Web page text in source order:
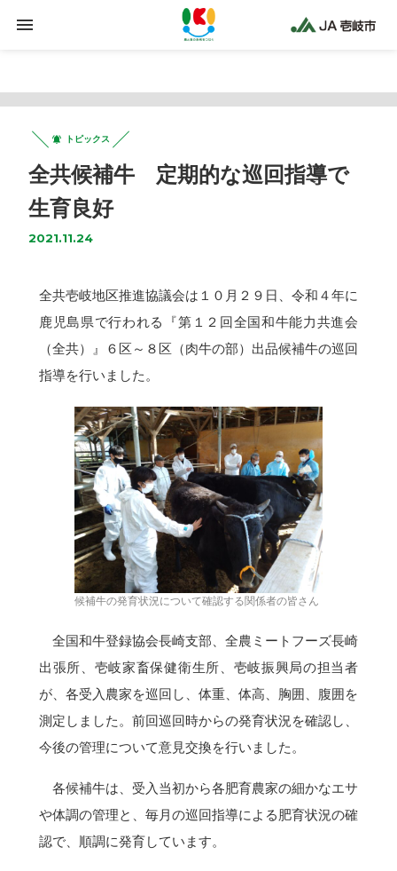
Warning : Trying to access array offset on false in /home/jaiki2021/ja-iki.jp/public_html/wp-
on line425
トピックス
全共候補牛 定期的な巡回指導で
生育良好
2021.11.24
全共壱岐地区推進協議会は１０月２９日、令和４年に
鹿児島県で行われる『第１２回全国和牛能力共進会
（全共）』６区～８区（肉牛の部）出品候補牛の巡回
指導を行いました。
候補牛の発育状況について確認する関係者の皆さん
全国和牛登録協会長崎支部、全農ミートフーズ長崎
出張所、壱岐家畜保健衛生所、壱岐振興局の担当者
が、各受入農家を巡回し、体重、体高、胸囲、腹囲を
測定しました。前回巡回時からの発育状況を確認し、
今後の管理について意見交換を行いました。
各候補牛は、受入当初から各肥育農家の細かなエサ
や体調の管理と、毎月の巡回指導による肥育状況の確
認で、順調に発育しています。